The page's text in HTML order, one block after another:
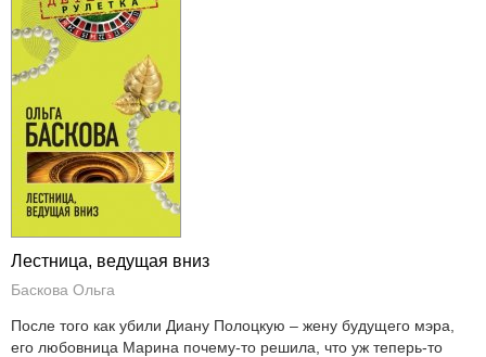
Лестница, ведущая вниз
Баскова Ольга
После того как убили Диану Полоцкую – жену будущего мэра,
его любовница Марина почему-то решила, что уж теперь-то